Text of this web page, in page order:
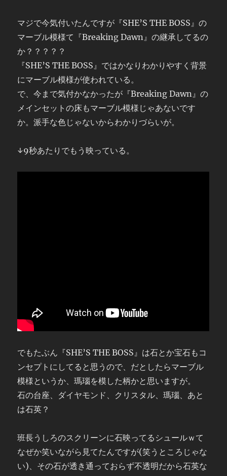
マジで今気付いたんですが『SHE’S THE BOSS』の
マーブル模様て『Breaking Dawn』の継承してるの
か？？？？？
『SHE’S THE BOSS』ではかなりわかりやすく背景
にマーブル模様が使われている。
で、今まで気付かなかったが『Breaking Dawn』の
メインセットの床もマーブル模様じゃあないです
か。派手な色じゃないからわかりづらいが。
↓9秒あたりでもう映っている。
でもたぶん『SHE’S THE BOSS』は石とか宝石もコ
ンセプトにしてると思うので、だとしたらマーブル
模様というか、瑪瑙を模した柄かと思いますが。
石の台座、ダイヤモンド、クリスタル、瑪瑙、あと
は石英？
班長うしろのスクリーンに石映ってるシュールｗて
なぜか笑いながら見てたんですが(笑うところじゃな
い)、その石が透き通っておらず不透明だから石英な